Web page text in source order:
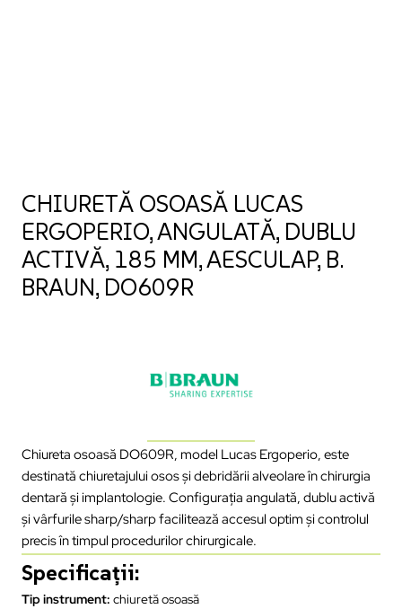
CHIURETĂ OSOASĂ LUCAS
ERGOPERIO, ANGULATĂ, DUBLU
ACTIVĂ, 185 MM, AESCULAP, B.
BRAUN, DO609R
Chiureta osoasă DO609R, model Lucas Ergoperio, este
destinată chiuretajului osos și debridării alveolare în chirurgia
dentară și implantologie. Configurația angulată, dublu activă
și vârfurile sharp/sharp facilitează accesul optim și controlul
precis în timpul procedurilor chirurgicale.
Specificații:
Tip instrument: chiuretă osoasă